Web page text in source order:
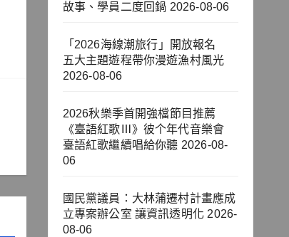
故事、學員二度回鍋 2026-08-06
「2026海線潮旅行」開放報名
五大主題遊程帶你漫遊漁村風光
2026-08-06
2026秋樂季首開強檔節目推薦
《臺語紅歌Ⅲ》彼个年代音樂會
臺語紅歌繼續唱給你聽 2026-08-
06
國民黨議員：大林蒲遷村計畫應成
立專案辦公室 讓資訊透明化 2026-
08-06